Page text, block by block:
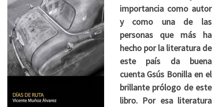
importancia como autor
y como una de las
personas que más ha
hecho por la literatura de
este país da buena
cuenta Gsús Bonilla en el
brillante prólogo de este
libro. Por esa literatura